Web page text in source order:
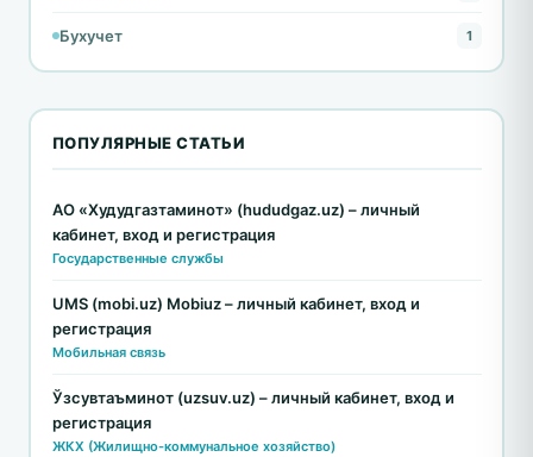
Бухучет 1
ПОПУЛЯРНЫЕ СТАТЬИ
АО «Худудгазтаминот» (hududgaz.uz) – личный
кабинет, вход и регистрация
Государственные службы
UMS (mobi.uz) Mobiuz – личный кабинет, вход и
регистрация
Мобильная связь
Ўзсувтаъминот (uzsuv.uz) – личный кабинет, вход и
регистрация
ЖКХ (Жилищно-коммунальное хозяйство)